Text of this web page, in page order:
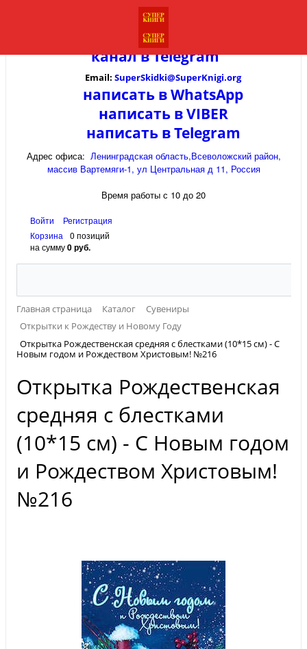
канал вTelegram
Email: SuperSkidki@SuperKnigi.org
написать в WhatsApp
написать в VIBER
написать в Telegram
Адрес офиса: Ленинградская область,Всеволожский район,
массив Вартемяги-1, ул Центральная д 11, Россия
Время работы с 10 до 20
Войти
Регистрация
Корзина
0 позиций
на сумму0 руб.
Главная страница Каталог
Сувениры
Открытки к Рождеству и Новому Году
Открытка Рождественская средняя с блестками (10*15 см) - С
Новым годом и Рождеством Христовым! №216
Открытка Рождественская
средняя с блестками
(10*15 см) - С Новым годом
и Рождеством Христовым!
№216